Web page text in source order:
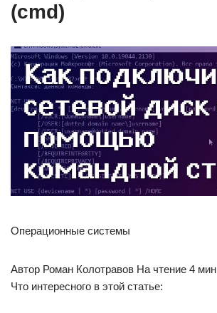
(cmd)
Операционные системы
Автор Роман Колотравов На чтение 4 мин
Что интересного в этой статье: